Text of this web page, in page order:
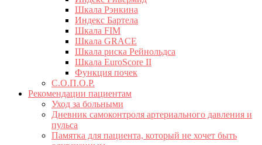
Шкала Рэнкина
Индекс Бартела
Шкала FIM
Шкала GRACE
Шкала риска Рейнольдса
Шкала EuroScore II
Функция почек
С.О.П.О.Р.
Рекомендации пациентам
Уход за больными
Дневник самоконтроля артериального давления и
пульса
Памятка для пациента, который не хочет быть